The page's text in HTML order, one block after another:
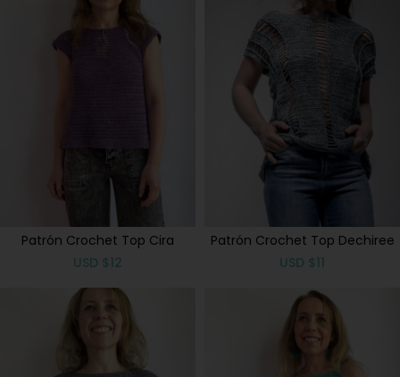
Patrón Crochet Top Cira
USD $12
Patrón Crochet Top Dechiree
USD $11